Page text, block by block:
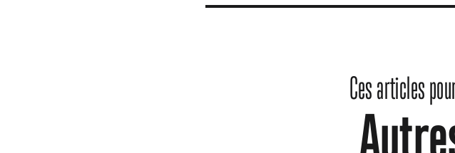
Ces articles